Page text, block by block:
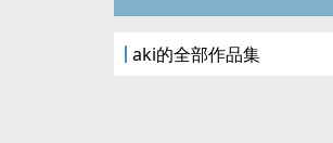
aki的全部作品集